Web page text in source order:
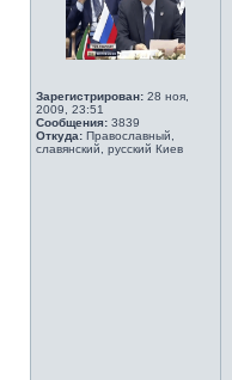
Зарегистрирован: 28 ноя,
2009, 23:51
Сообщения: 3839
Откуда: Православный,
славянский, русский Киев